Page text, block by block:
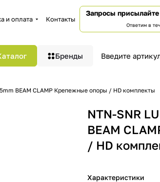
и оплата Контакты
Запросы
Ответим в
Бренды
BEAM CLAMP Крепежные опоры / HD комплекты
NTN-SNR
BEAM
/ HD
Характеристики